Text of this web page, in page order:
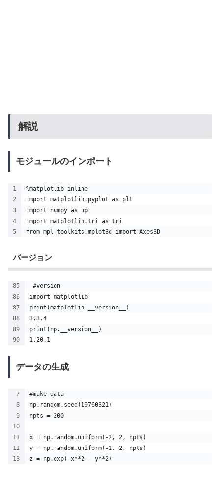
解説
モジュールのインポート
%matplotlib inline
import matplotlib.pyplot as plt
import numpy as np
import matplotlib.tri as tri
from mpl_toolkits.mplot3d import Axes3D
バージョン
#version
import matplotlib
print(matplotlib.__version__)
3.3.4
print(np.__version__)
1.20.1
データの生成
#make data
np.random.seed(19760321)
npts = 200
x = np.random.uniform(-2, 2, npts)
y = np.random.uniform(-2, 2, npts)
z = np.exp(-x**2 - y**2)